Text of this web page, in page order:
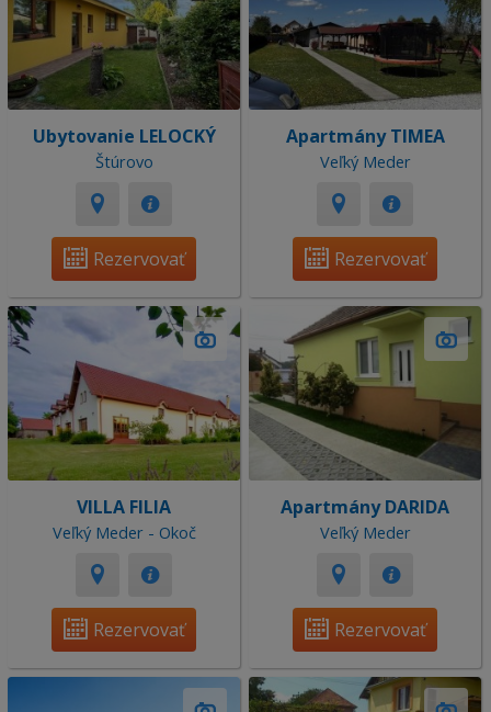
Ubytovanie LELOCKÝ
Štúrovo
Rezervovať
Apartmány TIMEA
Veľký Meder
Rezervovať
VILLA FILIA
Veľký Meder - Okoč
Rezervovať
Apartmány DARIDA
Veľký Meder
Rezervovať